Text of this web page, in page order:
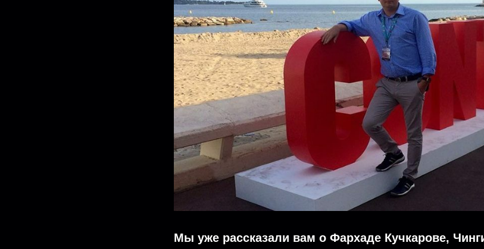
Мы уже рассказали вам о Фархаде Кучкарове,